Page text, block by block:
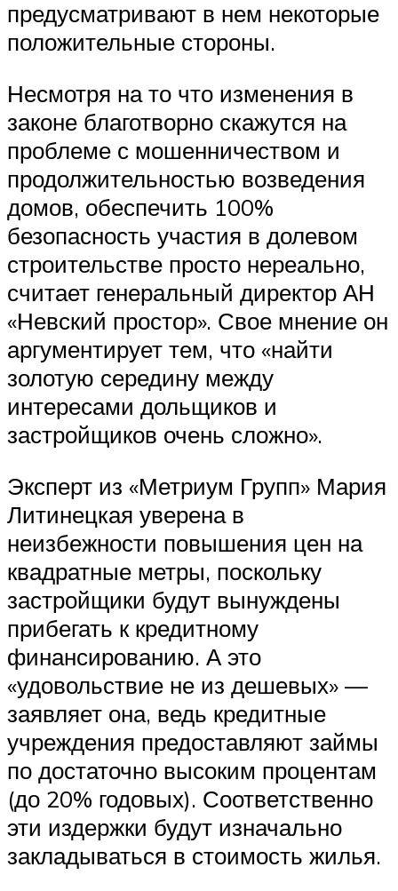
предусматривают в нем некоторые
положительные стороны.
Несмотря на то что изменения в
законе благотворно скажутся на
проблеме с мошенничеством и
продолжительностью возведения
домов, обеспечить 100%
безопасность участия в долевом
строительстве просто нереально,
считает генеральный директор АН
«Невский простор». Свое мнение он
аргументирует тем, что «найти
золотую середину между
интересами дольщиков и
застройщиков очень сложно».
Эксперт из «Метриум Групп» Мария
Литинецкая уверена в
неизбежности повышения цен на
квадратные метры, поскольку
застройщики будут вынуждены
прибегать к кредитному
финансированию. А это
«удовольствие не из дешевых» —
заявляет она, ведь кредитные
учреждения предоставляют займы
по достаточно высоким процентам
(до 20% годовых). Соответственно
эти издержки будут изначально
закладываться в стоимость жилья.